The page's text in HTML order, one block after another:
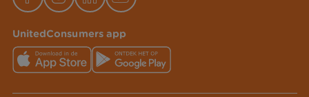
UnitedConsumers app